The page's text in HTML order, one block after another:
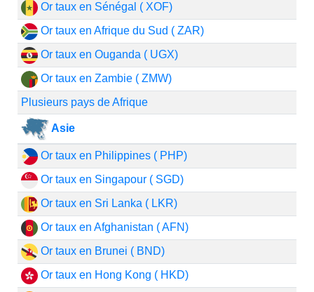
Or taux en Sénégal ( XOF)
Or taux en Afrique du Sud ( ZAR)
Or taux en Ouganda ( UGX)
Or taux en Zambie ( ZMW)
Plusieurs pays de Afrique
Asie
Or taux en Philippines ( PHP)
Or taux en Singapour ( SGD)
Or taux en Sri Lanka ( LKR)
Or taux en Afghanistan ( AFN)
Or taux en Brunei ( BND)
Or taux en Hong Kong ( HKD)